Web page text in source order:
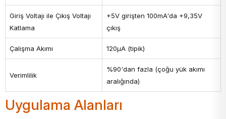
Giriş Voltajı ile Çıkış Voltajı
Katlama
+5V girişten 100mA'da +9,35V
çıkış
Çalışma Akımı 120µA (tipik)
Verimlilik
%90'dan fazla (çoğu yük akımı
aralığında)
Uygulama Alanları